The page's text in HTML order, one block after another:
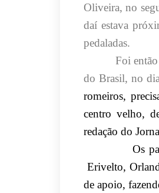
Oliveira, no
daí estava
pedaladas.
Foi
do Brasil, no
romeiros,
centro velho,
redação do
Os
Erivelto,
de apoio,